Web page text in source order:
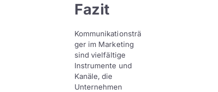
Fazit
Kommunikationsträ
ger im Marketing
sind vielfältige
Instrumente und
Kanäle, die
Unternehmen